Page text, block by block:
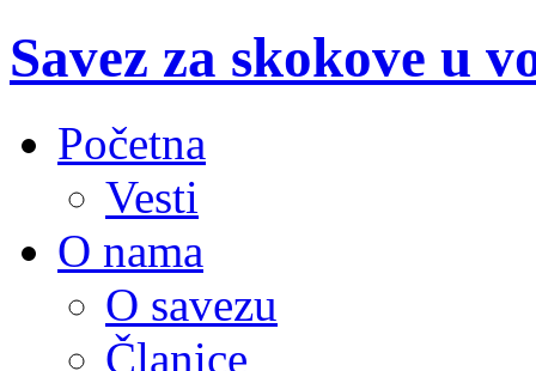
Savez za skokove u
Početna
Vesti
O nama
O savezu
Članice